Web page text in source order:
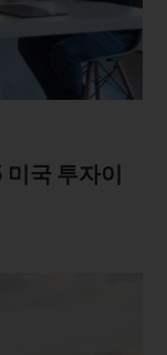
미국 투자이